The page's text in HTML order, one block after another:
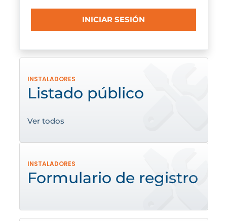
INICIAR SESIÓN
INSTALADORES
Listado público
Ver todos
INSTALADORES
Formulario de registro